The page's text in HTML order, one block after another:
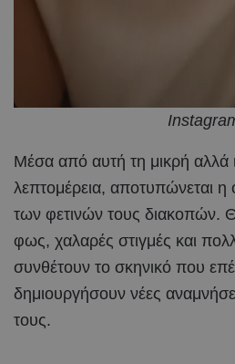
Μέσα από αυτή τη μικρή αλλά
λεπτομέρεια, αποτυπώνεται η
των φετινών τους διακοπών.
φως, χαλαρές στιγμές και
συνθέτουν το σκηνικό που
δημιουργήσουν νέες
τους.